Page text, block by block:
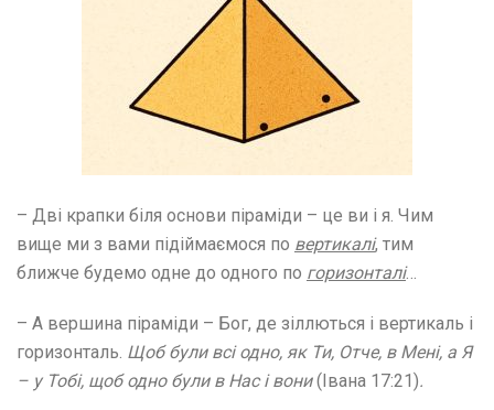
– Дві крапки біля основи піраміди – це ви і я. Чим
вище ми з вами підіймаємося по вертикалі, тим
ближче будемо одне до одного по горизонталі…
– А вершина піраміди – Бог, де зіллються і вертикаль і
горизонталь. Щоб були всі одно, як Ти, Отче, в Мені, а Я
– у Тобі, щоб одно були в Нас і вони(Івана 17:21).